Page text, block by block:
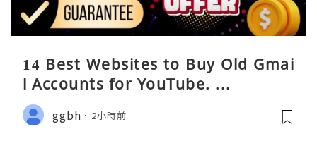
14 Best Websites to Buy Old Gmai
l Accounts for YouTube. ...
ggbh 2小時前